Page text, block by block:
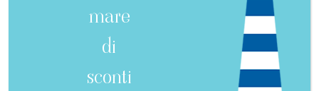
mare
di
sconti